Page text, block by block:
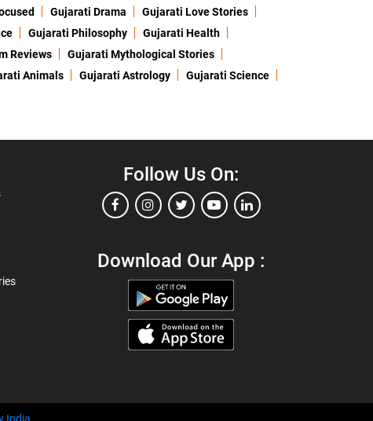
Gujarati Drama
Gujarati Love Stories
Gujarati Philosophy
Gujarati Health
Reviews
Gujarati Mythological Stories
Animals Gujarati Astrology
Gujarati Science
Follow Us On:
Download Our App :